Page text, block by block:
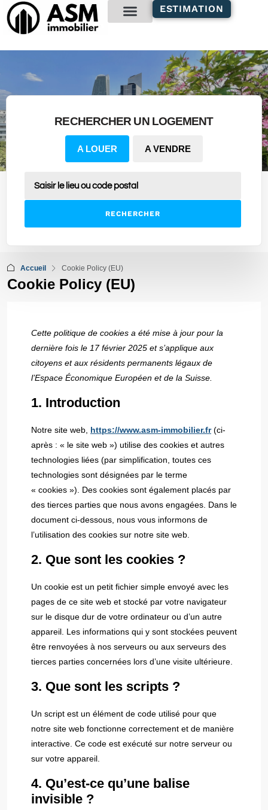
principal
ESTIMATION
RECHERCHER UN LOGEMENT
A LOUER A VENDRE
RECHERCHER
Accueil Cookie Policy (EU)
Cookie Policy (EU)
Cette politique de cookies a été mise à jour pour la
dernière fois le 17 février 2025 et s’applique aux
citoyens et aux résidents permanents légaux de
l’Espace Économique Européen et de la Suisse.
1. Introduction
Notre site web, https://www.asm-immobilier.fr(ci-
après : « le site web ») utilise des cookies et autres
technologies liées (par simplification, toutes ces
technologies sont désignées par le terme
« cookies »). Des cookies sont également placés par
des tierces parties que nous avons engagées. Dans le
document ci-dessous, nous vous informons de
l’utilisation des cookies sur notre site web.
2. Que sont les cookies ?
Un cookie est un petit fichier simple envoyé avec les
pages de ce site web et stocké par votre navigateur
sur le disque dur de votre ordinateur ou d’un autre
appareil. Les informations qui y sont stockées peuvent
être renvoyées à nos serveurs ou aux serveurs des
tierces parties concernées lors d’une visite ultérieure.
3. Que sont les scripts ?
Un script est un élément de code utilisé pour que
notre site web fonctionne correctement et de manière
interactive. Ce code est exécuté sur notre serveur ou
sur votre appareil.
4. Qu’est-ce qu’une balise
invisible ?